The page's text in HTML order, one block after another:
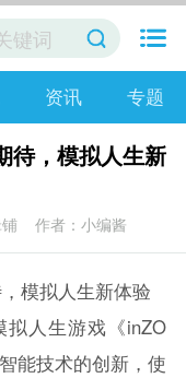
资讯 专题
待，模拟人生新
作者：小编酱
模拟人生新体验
人生游戏《inZO
能技术的创新，使